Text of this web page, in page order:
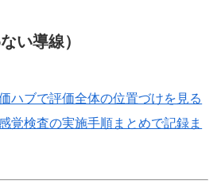
い導線）
ハブで評価全体の位置づけを見る
覚検査の実施手順まとめで記録ま